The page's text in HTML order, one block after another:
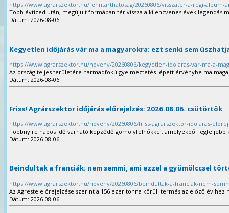
https://www.agrarszektor.hu/fenntarthatosag/20260806/visszater-a-regi-
Több évtized után, megújult formában tér vissza a kilencvenes évek legendás
Dátum: 2026-08-06
Kegyetlen időjárás vár ma a magyarokra: ezt senki sem
https://www.agrarszektor.hu/noveny/20260806/kegyetlen-idojaras-var-ma-a-
Az ország teljes területére harmadfokú figyelmeztetés lépett érvénybe ma
Dátum: 2026-08-06
Friss! Agrárszektor időjárás előrejelzés: 2026.08.06. csütörtök
https://www.agrarszektor.hu/noveny/20260806/friss-agrarszektor-idojaras-
Többnyire napos idő várható képződő gomolyfelhőkkel, amelyekből legfeljebb
Dátum: 2026-08-06
Beindultak a franciák: nem semmi, ami ezzel a gyümölccsel
https://www.agrarszektor.hu/noveny/20260806/beindultak-a-franciak-nem-
Az Agreste előrejelzése szerint a 156 ezer tonna körüli termés az előző évihez
Dátum: 2026-08-06